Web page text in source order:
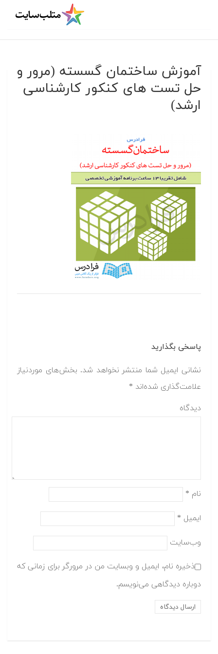
آموزش ساختمان گسسته (مرور و
حل تست های کنکور کارشناسی
ارشد)
پاسخی بگذارید
نشانی ایمیل شما منتشر نخواهد شد. بخش‌های موردنیاز
علامت‌گذاری شده‌اند *
دیدگاه
نام *
ایمیل *
وب‌سایت
ذخیره نام، ایمیل و وبسایت من در مرورگر برای زمانی که
دوباره دیدگاهی می‌نویسم.